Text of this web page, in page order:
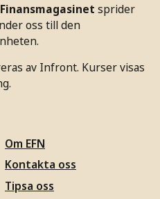
sprider
oss till den
av Infront. Kurser visas
Om EFN
Kontakta oss
Tipsa oss